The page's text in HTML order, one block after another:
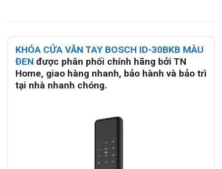
KHÓA CỬA VÂN TAY BOSCH ID-30BKB MÀU
ĐEN được phân phối chính hãng bởi TN
Home, giao hàng nhanh, bảo hành và bảo trì
tại nhà nhanh chóng.